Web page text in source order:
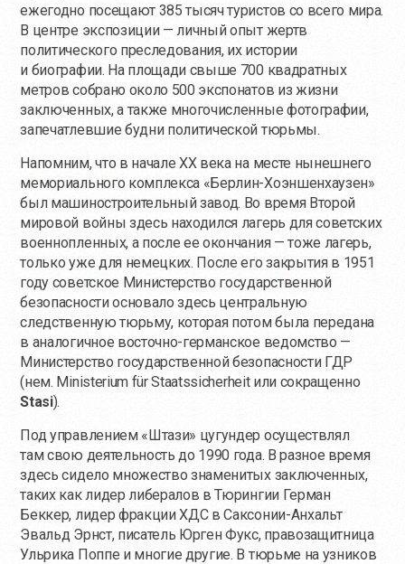
ежегодно посещают 385 тысяч туристов со всего мира.
В центре экспозиции — личный опыт жертв
политического преследования, их истории
и биографии. На площади свыше 700 квадратных
метров собрано около 500 экспонатов из жизни
заключенных, а также многочисленные фотографии,
запечатлевшие будни политической тюрьмы.
Напомним, что в начале ХХ века на месте нынешнего
мемориального комплекса «Берлин-Хоэншенхаузен»
был машиностроительный завод. Во время Второй
мировой войны здесь находился лагерь для советских
военнопленных, а после ее окончания — тоже лагерь,
только уже для немецких. После его закрытия в 1951
году советское Министерство государственной
безопасности основало здесь центральную
следственную тюрьму, которая потом была передана
в аналогичное восточно-германское ведомство —
Министерство государственной безопасности ГДР
(нем. Ministerium für Staatssicherheit или сокращенно
Stasi).
Под управлением «Штази» цугундер осуществлял
там свою деятельность до 1990 года. В разное время
здесь сидело множество знаменитых заключенных,
таких как лидер либералов в Тюрингии Герман
Беккер, лидер фракции ХДС в Саксонии-Анхальт
Эвальд Эрнст, писатель Юрген Фукс, правозащитница
Ульрика Поппе и многие другие. В тюрьме на узников